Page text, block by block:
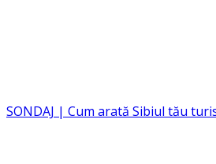
SONDAJ | Cum arată Sibiul tău